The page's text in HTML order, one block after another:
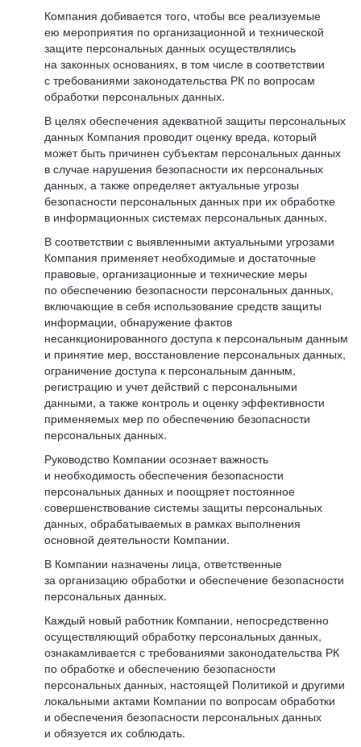
Компания добивается того, чтобы все реализуемые
ею мероприятия по организационной и технической
защите персональных данных осуществлялись
на законных основаниях, в том числе в соответствии
с требованиями законодательства РК по вопросам
обработки персональных данных.
В целях обеспечения адекватной защиты персональных
данных Компания проводит оценку вреда, который
может быть причинен субъектам персональных данных
в случае нарушения безопасности их персональных
данных, а также определяет актуальные угрозы
безопасности персональных данных при их обработке
в информационных системах персональных данных.
В соответствии с выявленными актуальными угрозами
Компания применяет необходимые и достаточные
правовые, организационные и технические меры
по обеспечению безопасности персональных данных,
включающие в себя использование средств защиты
информации, обнаружение фактов
несанкционированного доступа к персональным данным
и принятие мер, восстановление персональных данных,
ограничение доступа к персональным данным,
регистрацию и учет действий с персональными
данными, а также контроль и оценку эффективности
применяемых мер по обеспечению безопасности
персональных данных.
Руководство Компании осознает важность
и необходимость обеспечения безопасности
персональных данных и поощряет постоянное
совершенствование системы защиты персональных
данных, обрабатываемых в рамках выполнения
основной деятельности Компании.
В Компании назначены лица, ответственные
за организацию обработки и обеспечение безопасности
персональных данных.
Каждый новый работник Компании, непосредственно
осуществляющий обработку персональных данных,
ознакамливается с требованиями законодательства РК
по обработке и обеспечению безопасности
персональных данных, настоящей Политикой и другими
локальными актами Компании по вопросам обработки
и обеспечения безопасности персональных данных
и обязуется их соблюдать.